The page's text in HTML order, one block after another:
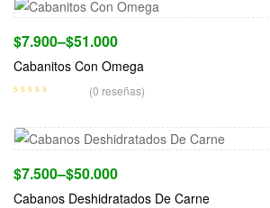
$7.900–$51.000
Cabanitos Con Omega
(0 reseñas)
Seleccionar Opciones
$7.500–$50.000
Cabanos Deshidratados De Carne